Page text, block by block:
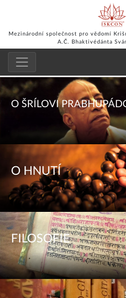
Mezinárodní společnost pro vědomí
A.Č. Bhaktivédánta
O ŠRÍLOVI
O HNUTÍ
FILOSOFIE